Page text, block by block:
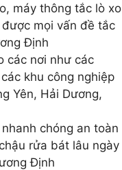
máy thông tắc lò xo
mọi vấn đề tắc
Định
các nơi như các
khu công nghiệp
Yên, Hải Dương,
chóng an toàn
rửa bát lâu ngày
Định